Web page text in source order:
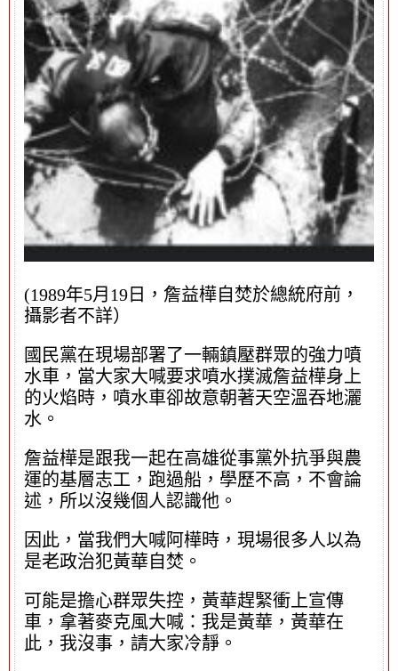
(1989年5月19日，詹益樺自焚於總統府前，
攝影者不詳）
國民黨在現場部署了一輛鎮壓群眾的強力噴
水車，當大家大喊要求噴水撲滅詹益樺身上
的火焰時，噴水車卻故意朝著天空溫吞地灑
水。
詹益樺是跟我一起在高雄從事黨外抗爭與農
運的基層志工，跑過船，學歷不高，不會論
述，所以沒幾個人認識他。
因此，當我們大喊阿樺時，現場很多人以為
是老政治犯黃華自焚。
可能是擔心群眾失控，黃華趕緊衝上宣傳
車，拿著麥克風大喊：我是黃華，黃華在
此，我沒事，請大家冷靜。